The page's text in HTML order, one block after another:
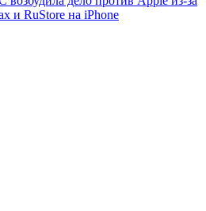
и RuStore на iPhone